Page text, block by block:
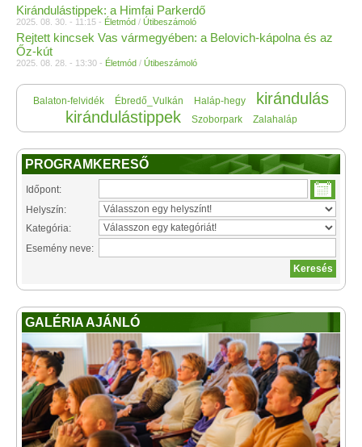
Kirándulástippek: a Himfai Parkerdő
2025. 08. 30. - 11:15 - Életmód / Útibeszámoló
Rejtett kincsek Vas vármegyében: a Belovich-kápolna és az
Őz-kút
2025. 08. 28. - 13:30 - Életmód / Útibeszámoló
Balaton-felvidék Ébredő_Vulkán Haláp-hegy
kirándulás
kirándulástippek
Szoborpark Zalahaláp
PROGRAMKERESŐ
Időpont:
Helyszín:
Kategória:
Esemény neve:
GALÉRIA AJÁNLÓ